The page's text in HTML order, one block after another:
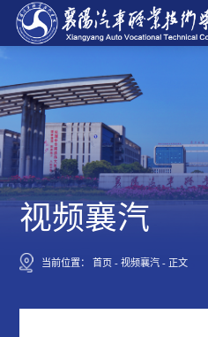
视频襄汽
当前位置： 首页 - 视频襄汽 - 正文